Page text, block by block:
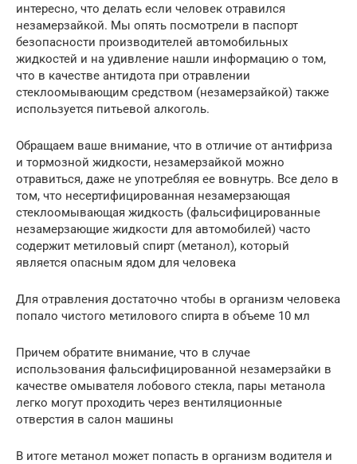
интересно, что делать если человек отравился
незамерзайкой. Мы опять посмотрели в паспорт
безопасности производителей автомобильных
жидкостей и на удивление нашли информацию о том,
что в качестве антидота при отравлении
стеклоомывающим средством (незамерзайкой) также
используется питьевой алкоголь.
Обращаем ваше внимание, что в отличие от антифриза
и тормозной жидкости, незамерзайкой можно
отравиться, даже не употребляя ее вовнутрь. Все дело в
том, что несертифицированная незамерзающая
стеклоомывающая жидкость (фальсифицированные
незамерзающие жидкости для автомобилей) часто
содержит метиловый спирт (метанол), который
является опасным ядом для человека
Для отравления достаточно чтобы в организм человека
попало чистого метилового спирта в объеме 10 мл
Причем обратите внимание, что в случае
использования фальсифицированной незамерзайки в
качестве омывателя лобового стекла, пары метанола
легко могут проходить через вентиляционные
отверстия в салон машины
В итоге метанол может попасть в организм водителя и